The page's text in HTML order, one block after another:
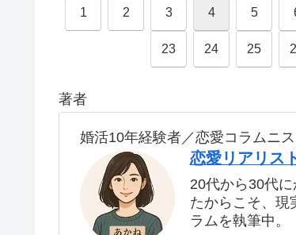
1 2 3 4 5
23 24 25
著者
婚活10年経験者／恋愛コラムニス
恋愛リアリス
20代から30代
たからこそ、現
ラムを執筆中。